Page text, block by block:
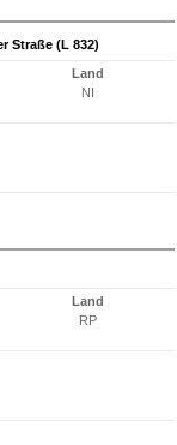
Straße (L 832)
Land
NI
Land
RP